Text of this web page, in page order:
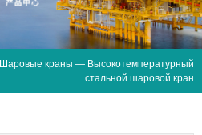
Шаровые краны — Высокотемпературный
стальной шаровой кран